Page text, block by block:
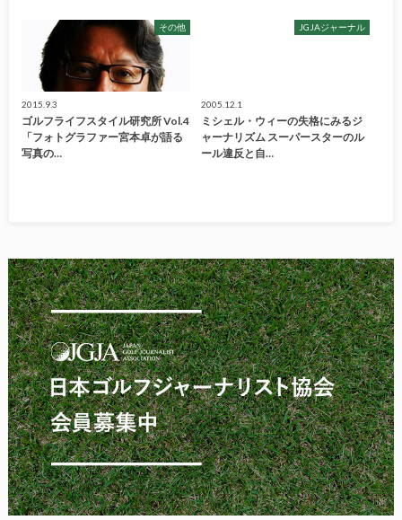
その他
2015.9.3
ゴルフライフスタイル研究所 Vol.4
「フォトグラファー宮本卓が語る
写真の…
JGJAジャーナル
2005.12.1
ミシェル・ウィーの失格にみるジ
ャーナリズム スーパースターのル
ール違反と自…